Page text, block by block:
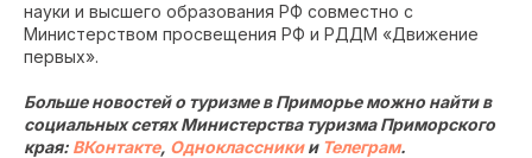
науки и высшего образования РФ совместно с
Министерством просвещения РФ и РДДМ «Движение
первых».
Больше новостей о туризме в Приморье можно найти в
социальных сетях Министерства туризма Приморского
края: ВКонтакте, Одноклассникии Телеграм.